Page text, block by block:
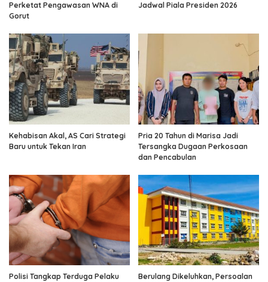
Perketat Pengawasan WNA di
Gorut
Jadwal Piala Presiden 2026
Kehabisan Akal, AS Cari Strategi
Baru untuk Tekan Iran
Pria 20 Tahun di Marisa Jadi
Tersangka Dugaan Perkosaan
dan Pencabulan
Polisi Tangkap Terduga Pelaku
Berulang Dikeluhkan, Persoalan